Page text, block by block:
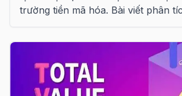
trường tiền mã hóa. Bài viết phân
các trụ cột thanh khoản, sự khác
DEX, cùng những bài học đắt giá